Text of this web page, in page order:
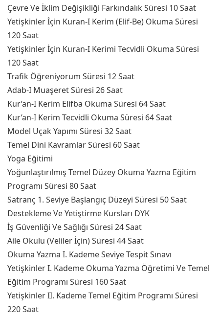
Çevre Ve İklim Değişikliği Farkındalık Süresi 10 Saat
Yetişkinler İçin Kuran-I Kerim (Elif-Be) Okuma Süresi
120 Saat
Yetişkinler İçin Kuran-I Kerimi Tecvidli Okuma Süresi
120 Saat
Trafik Öğreniyorum Süresi 12 Saat
Adab-I Muaşeret Süresi 26 Saat
Kur’an-I Kerim Elifba Okuma Süresi 64 Saat
Kur’an-I Kerim Tecvidli Okuma Süresi 64 Saat
Model Uçak Yapımı Süresi 32 Saat
Temel Dini Kavramlar Süresi 60 Saat
Yoga Eğitimi
Yoğunlaştırılmış Temel Düzey Okuma Yazma Eğitim
Programı Süresi 80 Saat
Satranç 1. Seviye Başlangıç Düzeyi Süresi 50 Saat
Destekleme Ve Yetiştirme Kursları DYK
İş Güvenliği Ve Sağlığı Süresi 24 Saat
Aile Okulu (Veliler İçin) Süresi 44 Saat
Okuma Yazma I. Kademe Seviye Tespit Sınavı
Yetişkinler I. Kademe Okuma Yazma Öğretimi Ve Temel
Eğitim Programı Süresi 160 Saat
Yetişkinler II. Kademe Temel Eğitim Programı Süresi
220 Saat